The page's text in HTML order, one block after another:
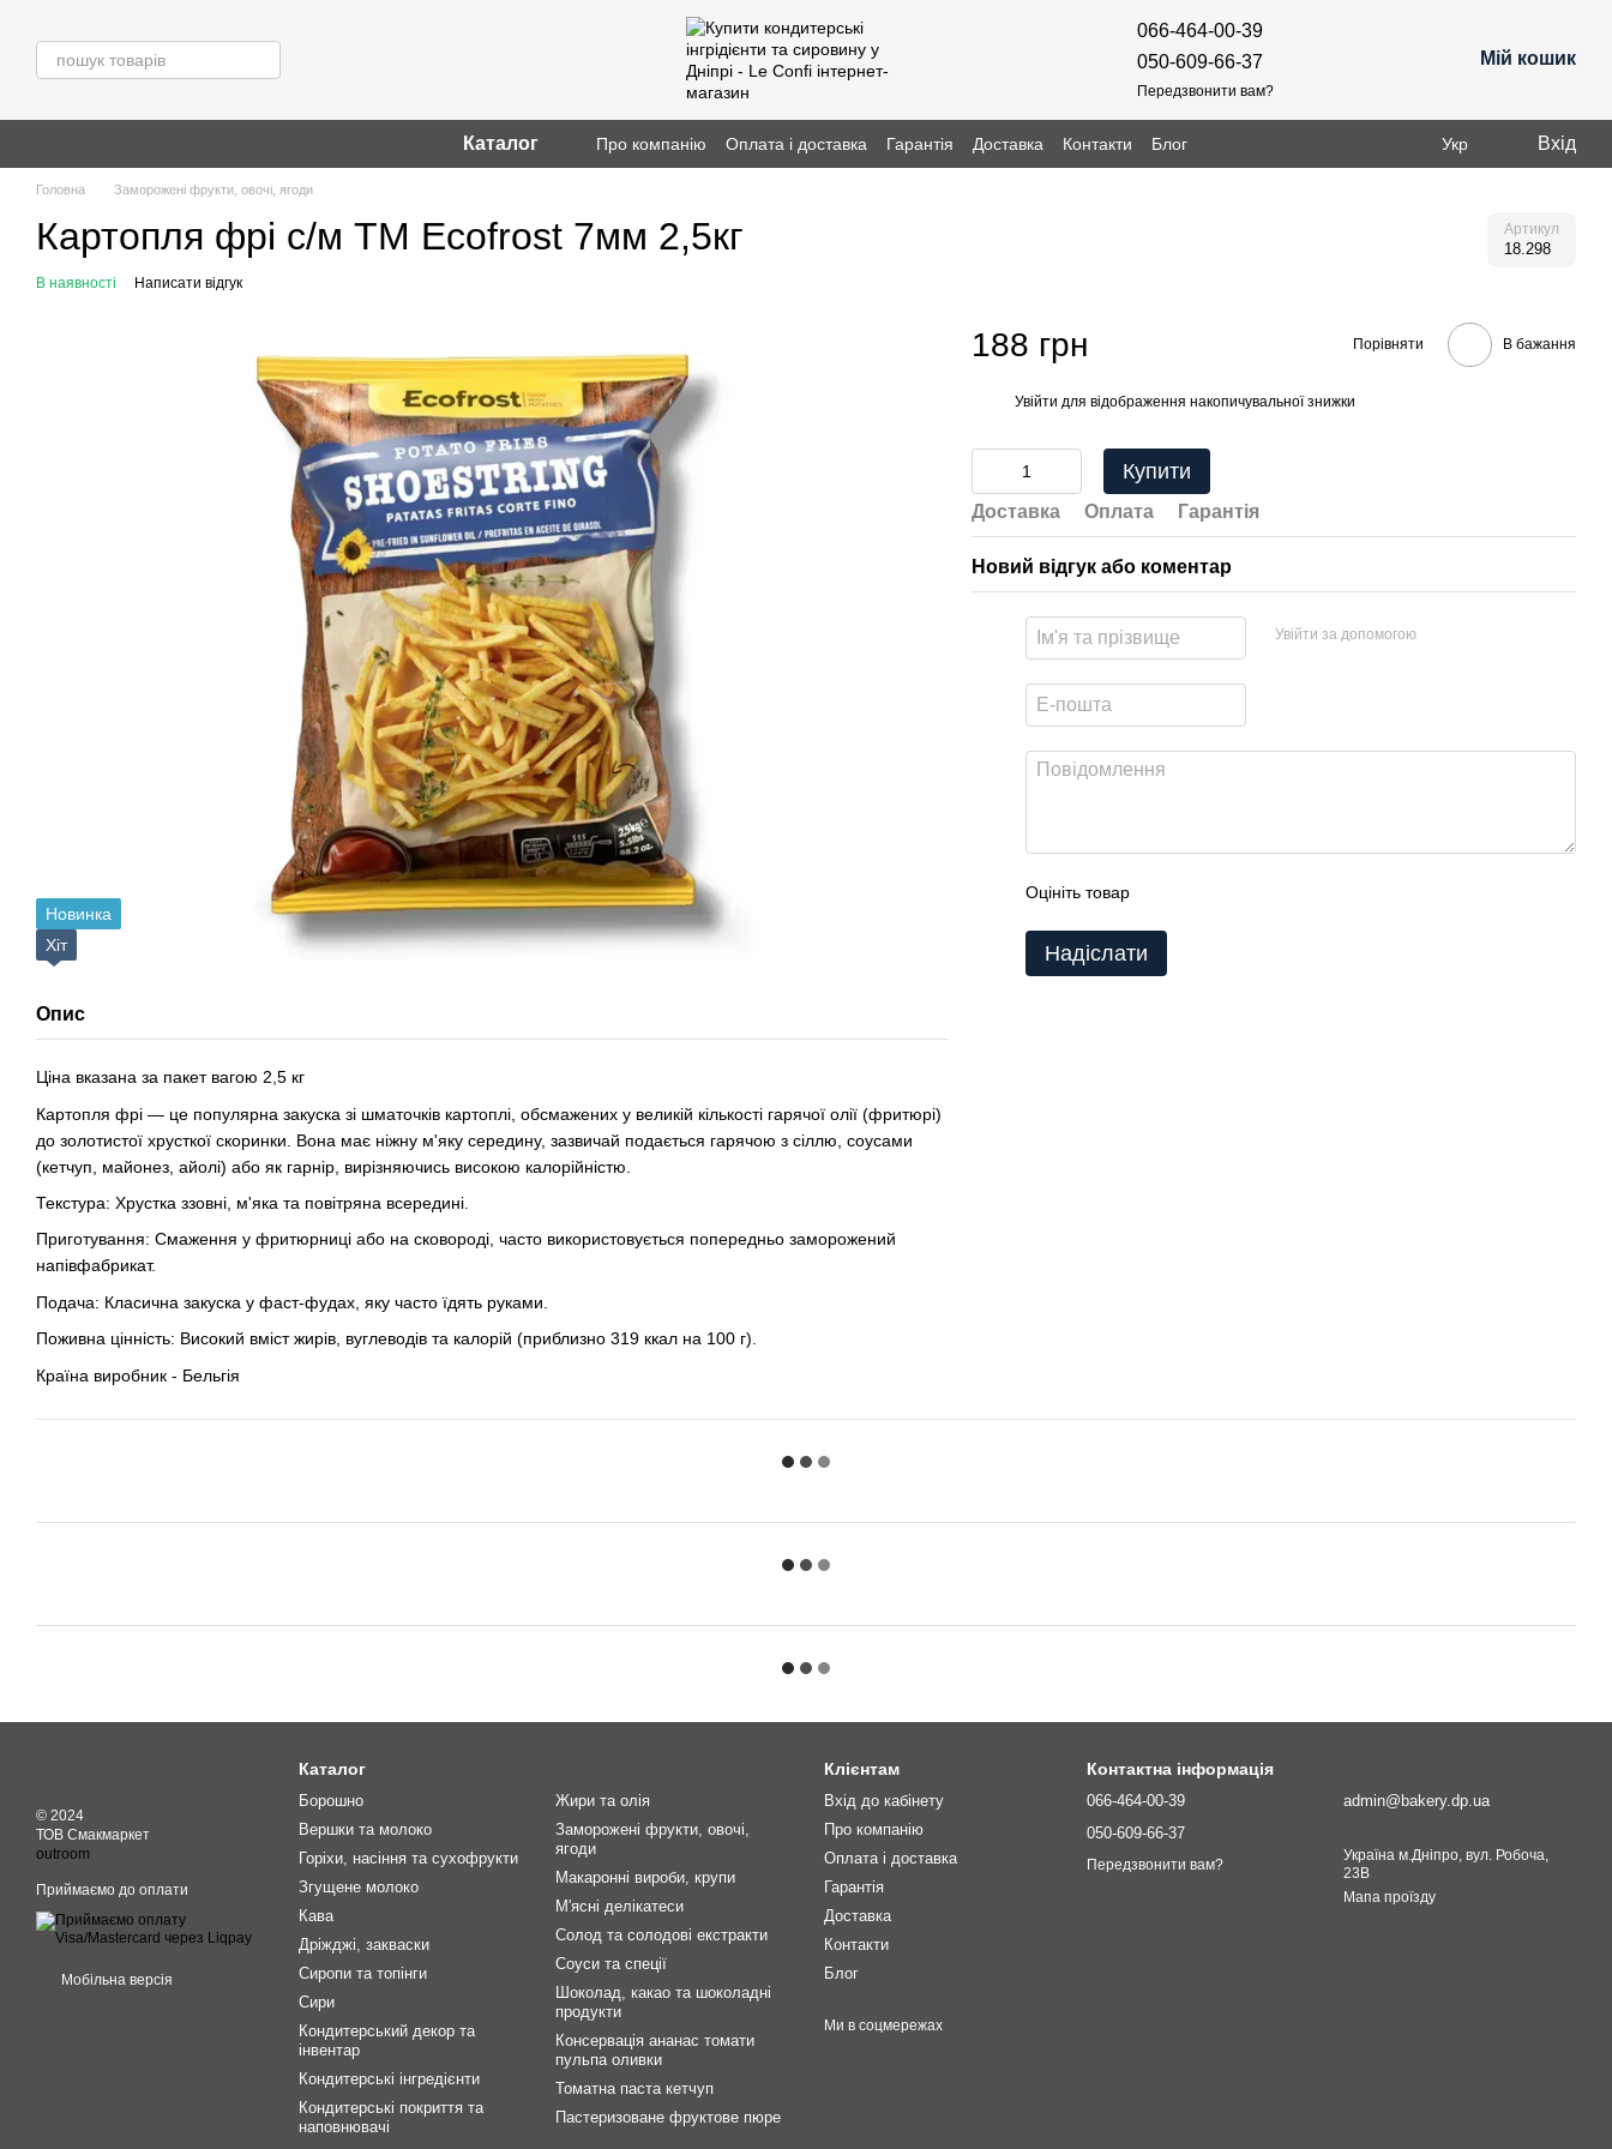
066-464-00-39
050-609-66-37
Передзвонити вам?
Мій кошик
Каталог Про компанію Оплата і доставка Гарантія Доставка Контакти Блог Укр Вхід
Головна Заморожені фрукти, овочі, ягоди
Картопля фрі с/м ТМ Ecofrost 7мм 2,5кг Артикул
18.298
В наявності Написати відгук
Новинка
Хіт
Опис
Ціна вказана за пакет вагою 2,5 кг
Картопля фрі — це популярна закуска зі шматочків картоплі, обсмажених у великій кількості гарячої олії (фритюрі)
до золотистої хрусткої скоринки. Вона має ніжну м'яку середину, зазвичай подається гарячою з сіллю, соусами
(кетчуп, майонез, айолі) або як гарнір, вирізняючись високою калорійністю.
Текстура: Хрустка ззовні, м'яка та повітряна всередині.
Приготування: Смаження у фритюрниці або на сковороді, часто використовується попередньо заморожений
напівфабрикат.
Подача: Класична закуска у фаст-фудах, яку часто їдять руками.
Поживна цінність: Високий вміст жирів, вуглеводів та калорій (приблизно 319 ккал на 100 г).
Країна виробник - Бельгія
188 грн Порівняти В бажання
Увійти для відображення накопичувальної знижки
Купити
Доставка Оплата Гарантія
Новий відгук або коментар
Увійти за допомогою
Оцініть товар
Надіслати
© 2024
ТОВ Смакмаркет
outroom
Приймаємо до оплати
Мобільна версія
Каталог
Борошно
Вершки та молоко
Горіхи, насіння та сухофрукти
Згущене молоко
Кава
Дріжджі, закваски
Сиропи та топінги
Сири
Кондитерський декор та
інвентар
Кондитерські інгредієнти
Кондитерські покриття та
наповнювачі
Жири та олія
Заморожені фрукти, овочі,
ягоди
Макаронні вироби, крупи
М'ясні делікатеси
Солод та солодові екстракти
Соуси та спеції
Шоколад, какао та шоколадні
продукти
Консервація ананас томати
пульпа оливки
Томатна паста кетчуп
Пастеризоване фруктове пюре
Клієнтам
Вхід до кабінету
Про компанію
Оплата і доставка
Гарантія
Доставка
Контакти
Блог
Ми в соцмережах
Контактна інформація
066-464-00-39
050-609-66-37
Передзвонити вам?
admin@bakery.dp.ua
Україна м.Дніпро, вул. Робоча,
23В
Мапа проїзду